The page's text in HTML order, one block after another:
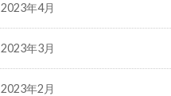
2023年4月
2023年3月
2023年2月